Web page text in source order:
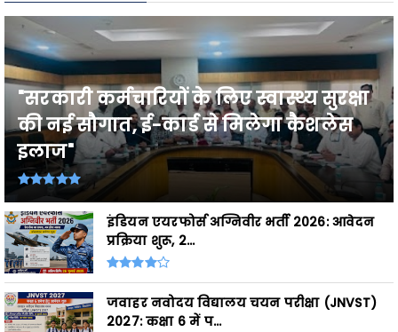
"सरकारी कर्मचारियों के लिए स्वास्थ्य सुरक्षा
की नई सौगात, ई-कार्ड से मिलेगा कैशलेस
इलाज"
इंडियन एयरफोर्स अग्निवीर भर्ती 2026: आवेदन
प्रक्रिया शुरू, 2...
जवाहर नवोदय विद्यालय चयन परीक्षा (JNVST)
2027: कक्षा 6 में प...